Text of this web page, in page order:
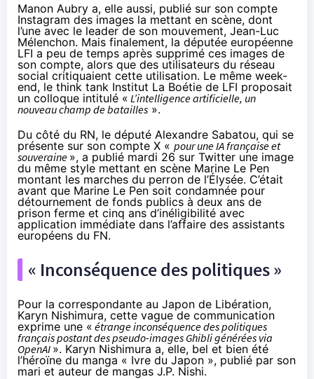
Manon Aubry a, elle aussi, publié sur son compte
Instagram des images la mettant en scène, dont
l’une avec le leader de son mouvement, Jean-Luc
Mélenchon. Mais finalement, la députée européenne
LFI a peu de temps après supprimé ces images de
son compte, alors que des utilisateurs du réseau
social critiquaient cette utilisation. Le même week-
end, le think tank Institut La Boétie de LFI proposait
un colloque intitulé « L’intelligence artificielle, un
nouveau champ de batailles ».
Du côté du RN, le député Alexandre Sabatou, qui se
présente sur son compte X « pour une IA française et
souveraine », a publié mardi 26 sur Twitter une image
du même style mettant en scène Marine Le Pen
montant les marches du perron de l’Élysée. C’était
avant que Marine Le Pen soit condamnée pour
détournement de fonds publics à deux ans de
prison ferme et cinq ans d’inéligibilité avec
application immédiate dans l’affaire des assistants
européens du FN.
« Inconséquence des politiques »
Pour la correspondante au Japon de Libération,
Karyn Nishimura, cette vague de communication
exprime une « étrange inconséquence des politiques
français postant des pseudo-images Ghibli générées via
OpenAI ». Karyn Nishimura a, elle, bel et bien été
l’héroïne du manga « Ivre du Japon », publié par son
mari et auteur de mangas J.P. Nishi.